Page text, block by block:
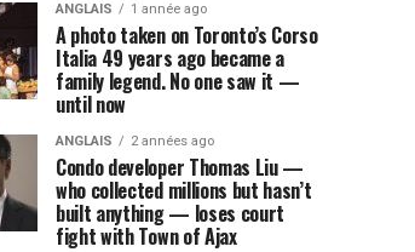
ANGLAIS 1 année ago
A photo taken on Toronto’s Corso
Italia 49 years ago became a
family legend. No one saw it —
until now
ANGLAIS 2 années ago
Condo developer Thomas Liu —
who collected millions but hasn’t
built anything — loses court
fight with Town of Ajax